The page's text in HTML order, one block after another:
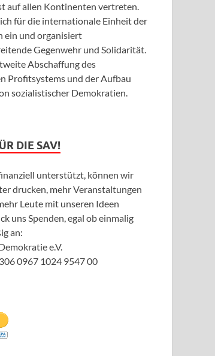
auf allen Kontinenten vertreten.
für die internationale Einheit der
ein und organisiert
Gegenwehr und Solidarität.
Abschaffung des
Profitsystems und der Aufbau
sozialistischer Demokratien.
DIE SAV!
unterstützt, können wir
drucken, mehr Veranstaltungen
Leute mit unseren Ideen
uns Spenden, egal ob einmalig
an:
e.V.
0967 1024 9547 00